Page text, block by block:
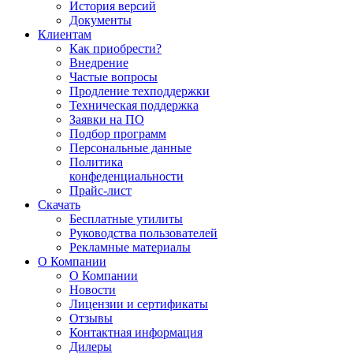
История версий
Документы
Клиентам
Как приобрести?
Внедрение
Частые вопросы
Продление техподдержки
Техническая поддержка
Заявки на ПО
Подбор программ
Персональные данные
Политика
конфеденциальности
Прайс-лист
Скачать
Бесплатные утилиты
Руководства пользователей
Рекламные материалы
О Компании
О Компании
Новости
Лицензии и сертификаты
Отзывы
Контактная информация
Дилеры